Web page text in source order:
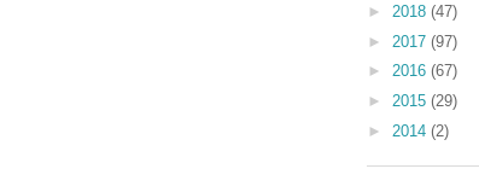
► 2018 (47)
► 2017 (97)
► 2016 (67)
► 2015 (29)
► 2014 (2)